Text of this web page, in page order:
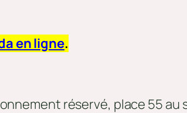
en ligne.
réservé, place 55 au